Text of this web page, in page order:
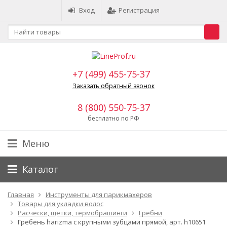
Вход Регистрация
+7 (499) 455-75-37
Заказать обратный звонок
8 (800) 550-75-37
бесплатно по РФ
Меню
Каталог
Главная
Инструменты для парикмахеров
Товары для укладки волос
Расчески, щетки, термобрашинги
Гребни
Гребень harizma с крупными зубцами прямой, арт. h10651